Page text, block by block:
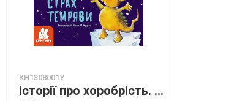
КН1308001У
Історії про хоробрість. Історія про дракончика Піро, який подолав страх темряви